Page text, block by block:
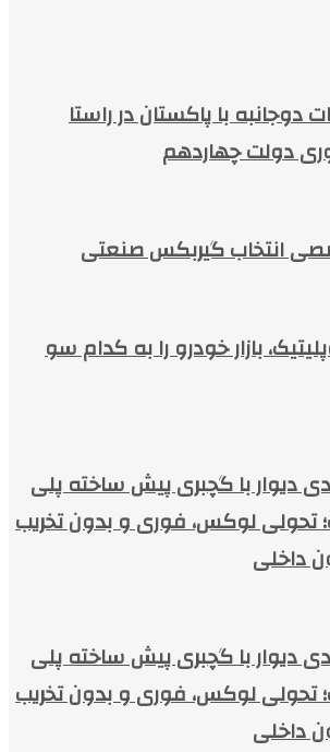
دوجانبه با پاکستان در راستا
دولت چهاردهم
انتخاب گیربکس صنعتی
بازار خودرو را به کدام سو
دیوار با گچبری پیش ساخته پلی
تحولی لوکس، فوری و بدون تخریب
داخلی
دیوار با گچبری پیش ساخته پلی
تحولی لوکس، فوری و بدون تخریب
داخلی